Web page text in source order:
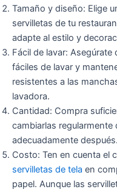
Tamaño y diseño: Elige
servilletas de tu
adapte al estilo y
Fácil de lavar: Asegúrate
fáciles de lavar y
resistentes a las
lavadora.
Cantidad: Compra
cambiarlas regularmente
adecuadamente después.
Costo: Ten en cuenta el
servilletas de tela en
papel. Aunque las